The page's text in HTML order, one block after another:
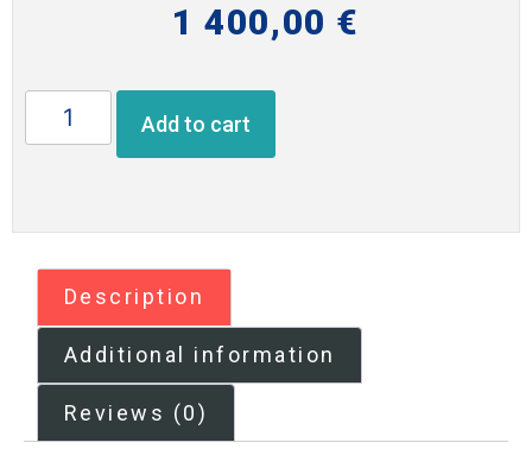
1 400,00 €
Add to cart
Description
Additional information
Reviews (0)